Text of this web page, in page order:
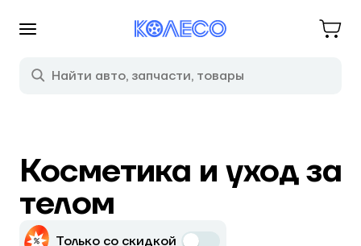
Косметика и уход за
телом
Только со скидкой